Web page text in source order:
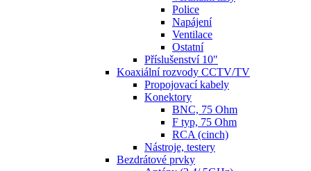
Police
Napájení
Ventilace
Ostatní
Příslušenství 10"
Koaxiální rozvody CCTV/TV
Propojovací kabely
Konektory
BNC, 75 Ohm
F typ, 75 Ohm
RCA (cinch)
Nástroje, testery
Bezdrátové prvky